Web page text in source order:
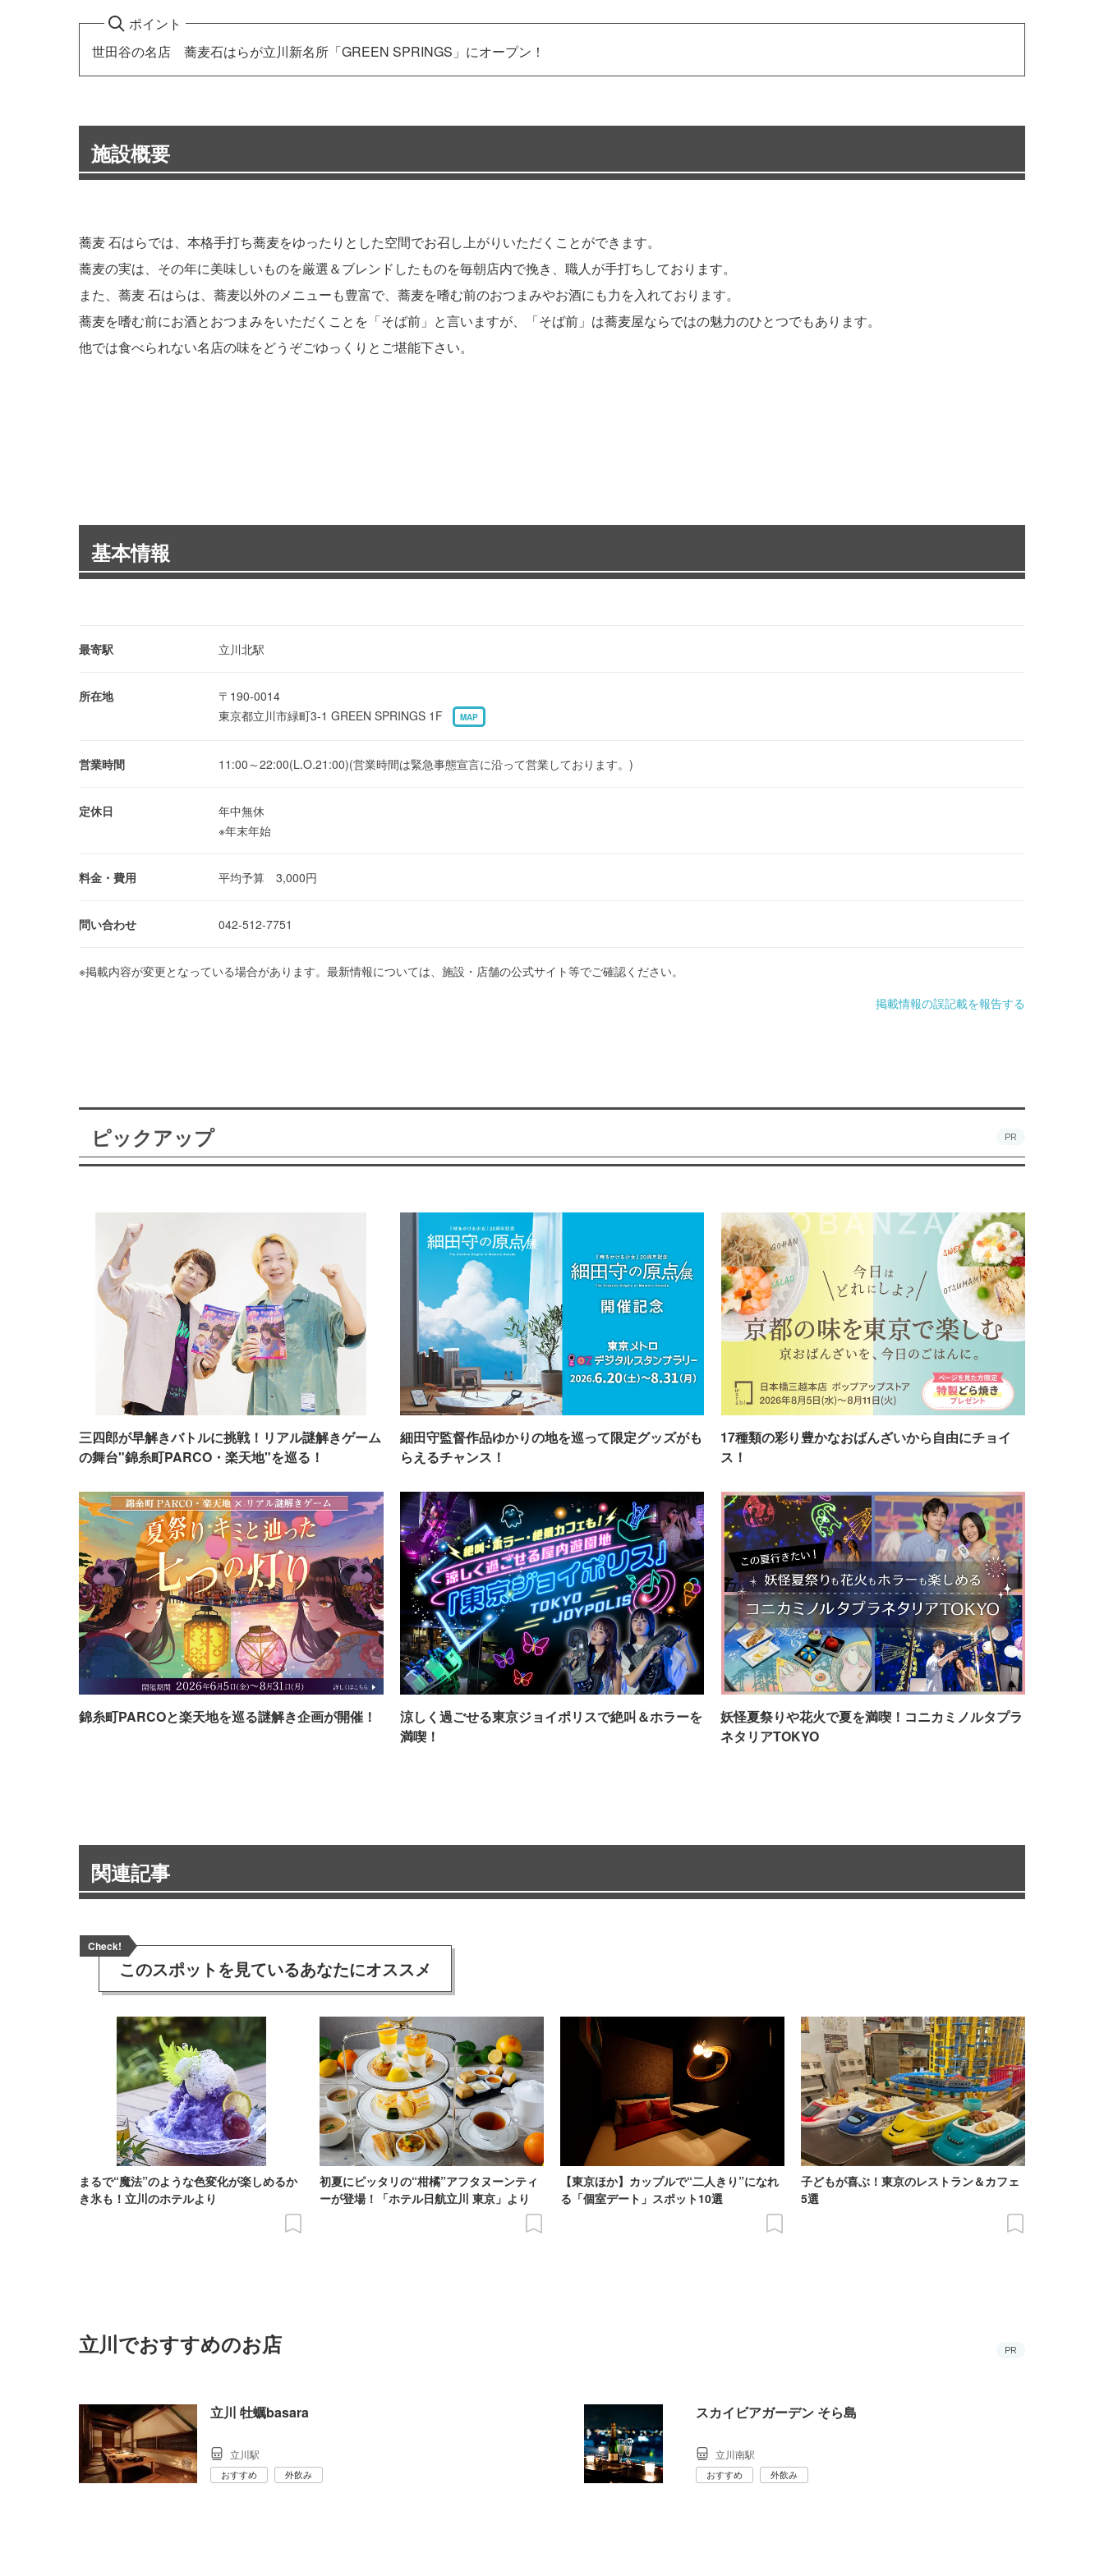
ポイント
世田谷の名店 蕎麦石はらが立川新名所「GREEN SPRINGS」にオープン！
施設概要
蕎麦 石はらでは、本格手打ち蕎麦をゆったりとした空間でお召し上がりいただくことができます。
蕎麦の実は、その年に美味しいものを厳選＆ブレンドしたものを毎朝店内で挽き、職人が手打ちしております。
また、蕎麦 石はらは、蕎麦以外のメニューも豊富で、蕎麦を嗜む前のおつまみやお酒にも力を入れております。
蕎麦を嗜む前にお酒とおつまみをいただくことを「そば前」と言いますが、「そば前」は蕎麦屋ならではの魅力のひとつでもあります。
他では食べられない名店の味をどうぞごゆっくりとご堪能下さい。
基本情報
最寄駅 立川北駅
所在地
〒190-0014
東京都立川市緑町3-1 GREEN SPRINGS 1F
MAP
営業時間 11:00～22:00(L.O.21:00)(営業時間は緊急事態宣言に沿って営業しております。)
定休日
年中無休
※年末年始
料金・費用 平均予算 3,000円
問い合わせ 042-512-7751
※掲載内容が変更となっている場合があります。最新情報については、施設・店舗の公式サイト等でご確認ください。
掲載情報の誤記載を報告する
ピックアップ PR
三四郎が早解きバトルに挑戦！リアル謎解きゲーム
の舞台"錦糸町PARCO・楽天地"を巡る！
細田守監督作品ゆかりの地を巡って限定グッズがも
らえるチャンス！
17種類の彩り豊かなおばんざいから自由にチョイ
ス！
錦糸町PARCOと楽天地を巡る謎解き企画が開催！
涼しく過ごせる東京ジョイポリスで絶叫＆ホラーを
満喫！
妖怪夏祭りや花火で夏を満喫！コニカミノルタプラ
ネタリアTOKYO
関連記事
Check!
このスポットを見ているあなたにオススメ
まるで“魔法”のような色変化が楽しめるか
き氷も！立川のホテルより
初夏にピッタリの“柑橘”アフタヌーンティ
ーが登場！「ホテル日航立川 東京」より
【東京ほか】カップルで“二人きり”になれ
る「個室デート」スポット10選
子どもが喜ぶ！東京のレストラン＆カフェ
5選
立川でおすすめのお店 PR
立川 牡蠣basara
立川駅
おすすめ 外飲み
スカイビアガーデン そら島
立川南駅
おすすめ 外飲み